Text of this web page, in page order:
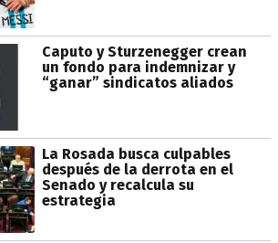
Caputo y Sturzenegger crean
un fondo para indemnizar y
“ganar” sindicatos aliados
La Rosada busca culpables
después de la derrota en el
Senado y recalcula su
estrategia